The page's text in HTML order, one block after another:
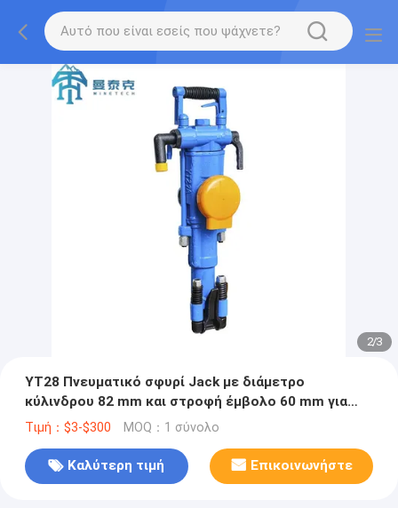
2/3
YT28 Πνευματικό σφυρί Jack με διάμετρο
κύλινδρου 82 mm και στροφή έμβολο 60 mm για
αποτελεσματική γεωτρήσεις πετρώματος
Τιμή：$3-$300 MOQ：1 σύνολο
Καλύτερη τιμή Επικοινωνήστε